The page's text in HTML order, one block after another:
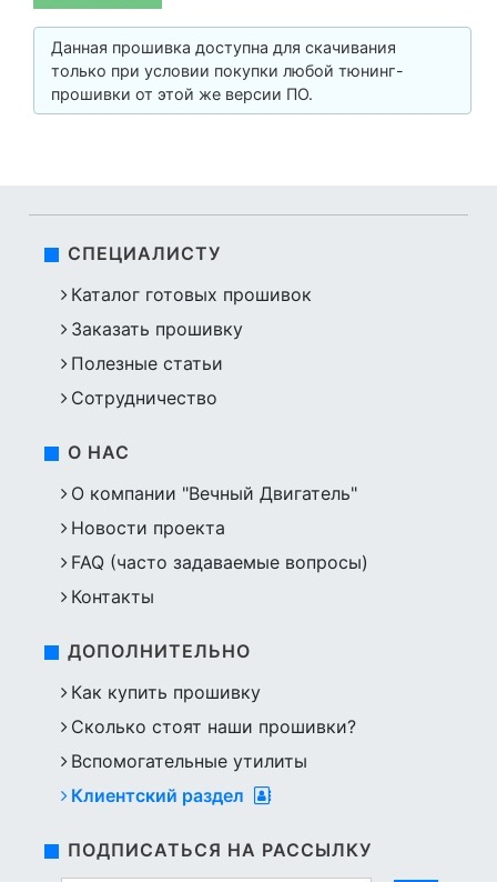
Данная прошивка доступна для скачивания
только при условии покупки любой тюнинг-
прошивки от этой же версии ПО.
СПЕЦИАЛИСТУ
Каталог готовых прошивок
Заказать прошивку
Полезные статьи
Сотрудничество
О НАС
О компании "Вечный Двигатель"
Новости проекта
FAQ (часто задаваемые вопросы)
Контакты
ДОПОЛНИТЕЛЬНО
Как купить прошивку
Сколько стоят наши прошивки?
Вспомогательные утилиты
Клиентский раздел
ПОДПИСАТЬСЯ НА РАССЫЛКУ